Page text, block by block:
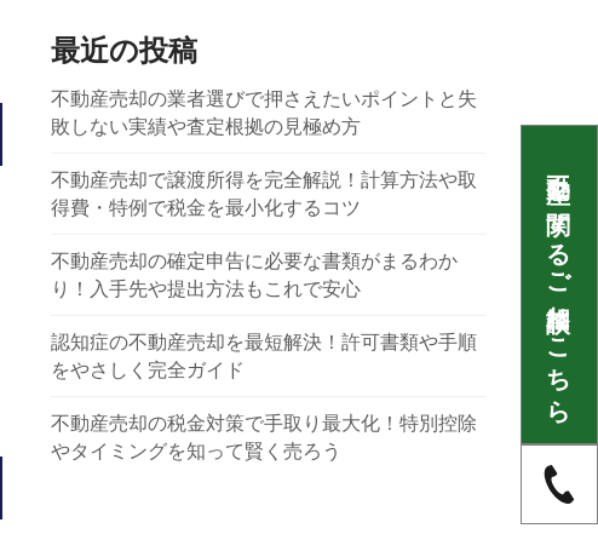
不動産に関するご相談はこちら
最近の投稿
不動産売却の業者選びで押さえたいポイントと失
敗しない実績や査定根拠の見極め方
不動産売却で譲渡所得を完全解説！計算方法や取
得費・特例で税金を最小化するコツ
不動産売却の確定申告に必要な書類がまるわか
り！入手先や提出方法もこれで安心
認知症の不動産売却を最短解決！許可書類や手順
をやさしく完全ガイド
不動産売却の税金対策で手取り最大化！特別控除
やタイミングを知って賢く売ろう